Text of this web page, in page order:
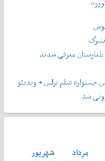
معرفی شدند
فیلم برلین + ویدیئو
شد
مرداد
شهريور